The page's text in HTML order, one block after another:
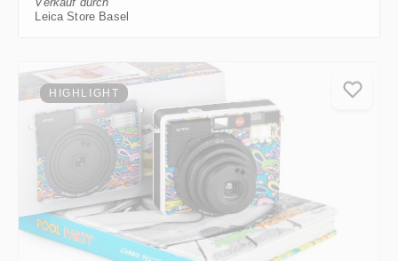
Leica Store Basel
HIGHLIGHT